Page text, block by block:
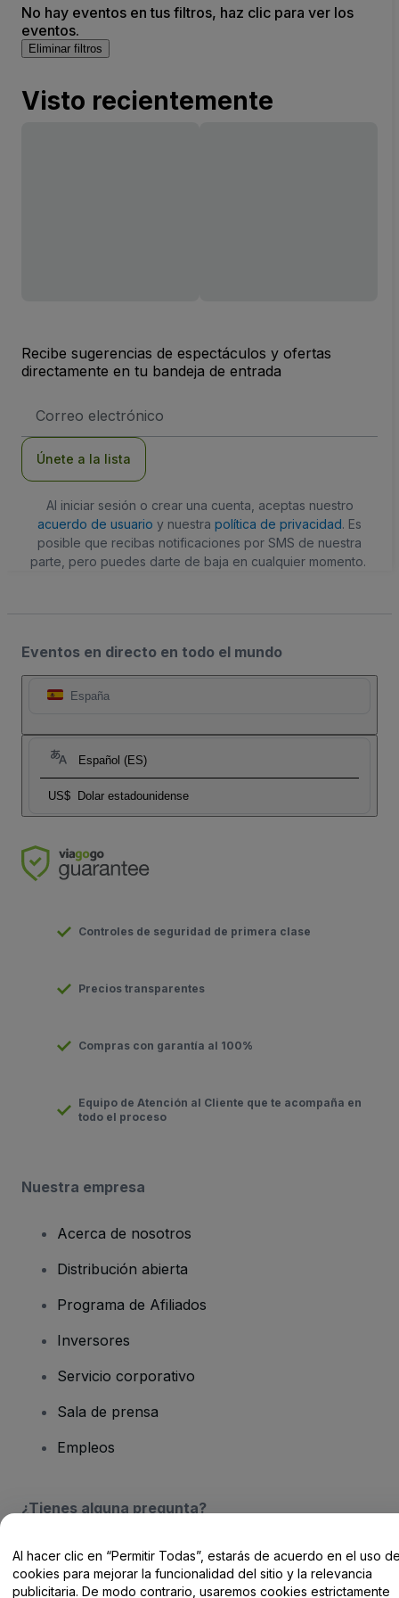
No hay eventos en tus filtros, haz clic para ver los
eventos.
Eliminar filtros
Visto recientemente
Recibe sugerencias de espectáculos y ofertas
directamente en tu bandeja de entrada
de
Únete a la lista
Al iniciar sesión o crear una cuenta, aceptas nuestro
acuerdo de usuario y nuestra política de privacidad. Es
posible que recibas notificaciones por SMS de nuestra
parte, pero puedes darte de baja en cualquier momento.
Eventos en directo en todo el mundo
España
Español (ES)
US$ Dolar estadounidense
Controles de seguridad de primera clase
Precios transparentes
Compras con garantía al 100%
Equipo de Atención al Cliente que te acompaña en
todo el proceso
Nuestra empresa
Acerca de nosotros
Distribución abierta
Programa de Afiliados
Inversores
Servicio corporativo
Sala de prensa
Empleos
¿Tienes alguna pregunta?
Centro de Ayuda / Contacto
Al hacer clic en “Permitir Todas”, estarás de acuerdo en el uso
cookies para mejorar la funcionalidad del sitio y la relevancia
publicitaria. De modo contrario, usaremos cookies estrictamente